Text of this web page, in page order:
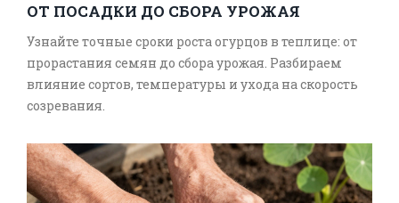
ОТ ПОСАДКИ ДО СБОРА УРОЖАЯ
Узнайте точные сроки роста огурцов в теплице: от
прорастания семян до сбора урожая. Разбираем
влияние сортов, температуры и ухода на скорость
созревания.